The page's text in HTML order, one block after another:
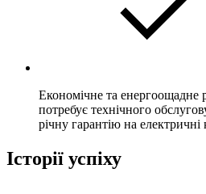
Економічне та енергоощадне
потребує технічного
річну гарантію на електричні
Історії успіху